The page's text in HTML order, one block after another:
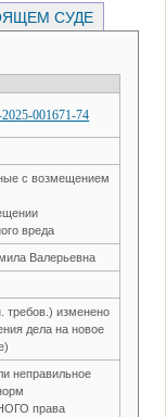
СУДЕ
001671-74
с возмещением
вреда
Валерьевна
требов.) изменено
дела на новое
неправильное
права